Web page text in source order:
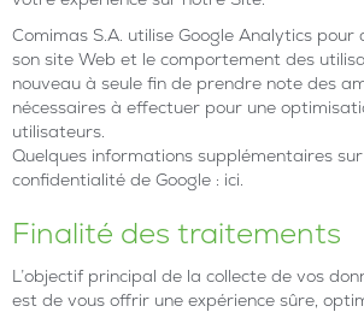
Comimas S.A. utilise Google Analytics
son site Web et le comportement des
nouveau à seule fin de prendre note des
nécessaires à effectuer pour une
utilisateurs.
Quelques informations supplémentaires
confidentialité de Google : ici.
Finalité des traitements
L’objectif principal de la collecte de vos
est de vous offrir une expérience sûre,